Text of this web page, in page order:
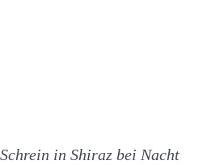
in Shiraz bei Nacht